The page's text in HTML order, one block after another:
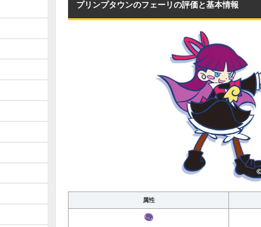
プリンプタウンのフェーリの評価と基本情報
属性